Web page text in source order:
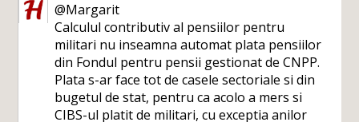
@Margarit
Calculul contributiv al pensiilor pentru
militari nu inseamna automat plata pensiilor
din Fondul pentru pensii gestionat de CNPP.
Plata s-ar face tot de casele sectoriale si din
bugetul de stat, pentru ca acolo a mers si
CIBS-ul platit de militari, cu exceptia anilor